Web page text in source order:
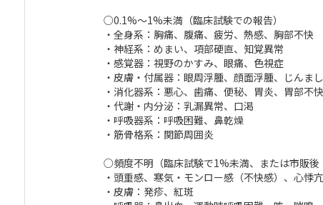
○0.1%～1%未満（臨床試験での報告）
・全身系：胸痛、腹痛、疲労、熱感、胸部不快
・神経系：めまい、項部硬直、知覚異常
・感覚器：視野のかすみ、眼痛、色視症
・皮膚・付属器：眼周浮腫、顔面浮腫、じんま
・消化器系：悪心、歯痛、便秘、胃炎、胃部不快
・代謝・内分泌：乳漏異常、口渇
・呼吸器系：呼吸困難、鼻乾燥
・筋骨格系：関節周囲炎
○頻度不明（臨床試験で1%未満、または市販後
・頭重感、寒気・モンロー感（不快感）、心悸
・皮膚：発疹、紅斑